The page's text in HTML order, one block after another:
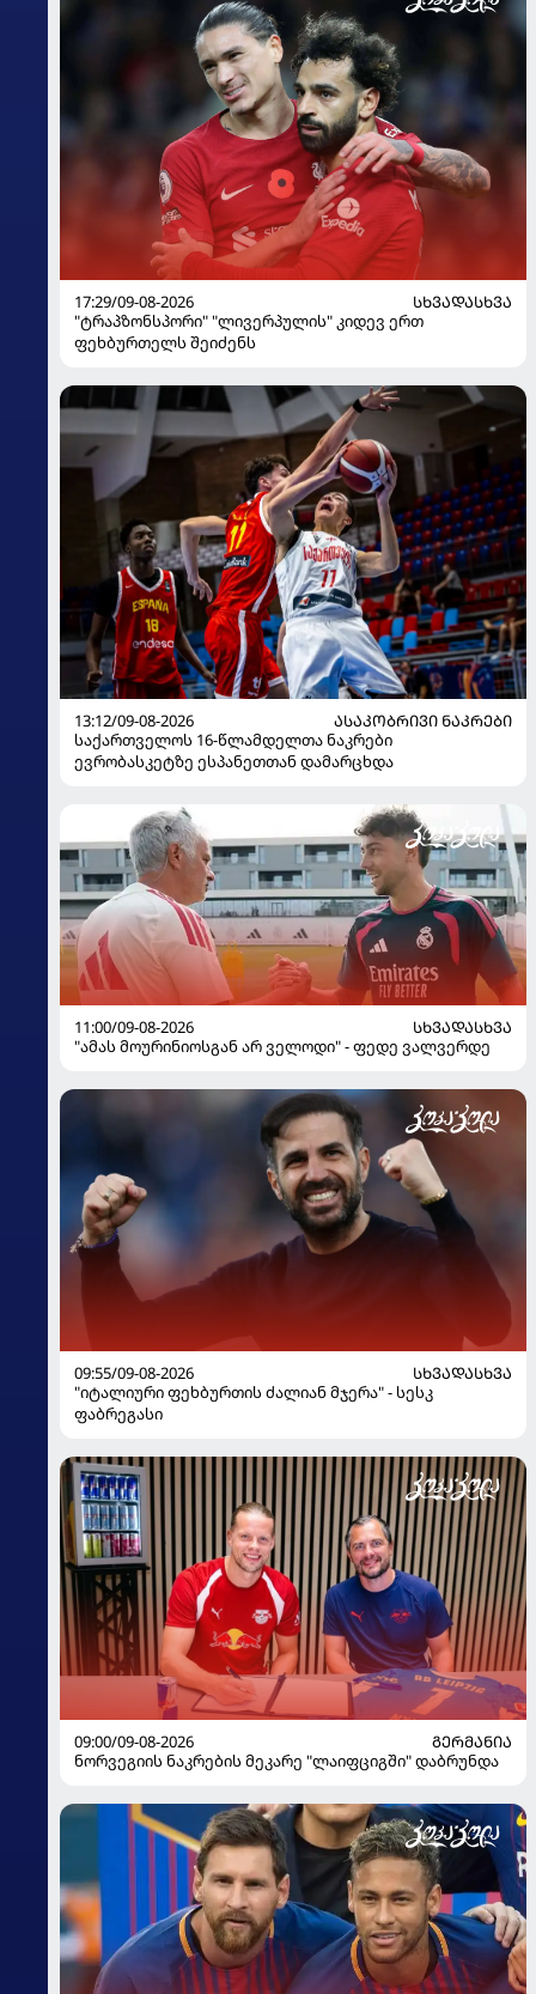
17:29/09-08-2026
ᲡᲮᲕᲐᲓᲐᲡᲮᲕᲐ
"ტრაპზონსპორი" "ლივერპულის" კიდევ ერთ
ფეხბურთელს შეიძენს
13:12/09-08-2026
ᲐᲡᲐᲙᲝᲑᲠᲘᲕᲘ ᲜᲐᲙᲠᲔᲑᲘ
საქართველოს 16-წლამდელთა ნაკრები
ევრობასკეტზე ესპანეთთან დამარცხდა
11:00/09-08-2026
ᲡᲮᲕᲐᲓᲐᲡᲮᲕᲐ
"ამას მოურინიოსგან არ ველოდი" - ფედე ვალვერდე
09:55/09-08-2026
ᲡᲮᲕᲐᲓᲐᲡᲮᲕᲐ
"იტალიური ფეხბურთის ძალიან მჯერა" - სესკ
ფაბრეგასი
09:00/09-08-2026
ᲒᲔᲠᲛᲐᲜᲘᲐ
ნორვეგიის ნაკრების მეკარე "ლაიფციგში" დაბრუნდა